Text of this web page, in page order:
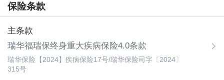
保险条款
主条款
瑞华福瑞保终身重大疾病保险4.0条款
瑞华保险【2024】疾病保险17号/瑞华保险司字〔2024〕
315号